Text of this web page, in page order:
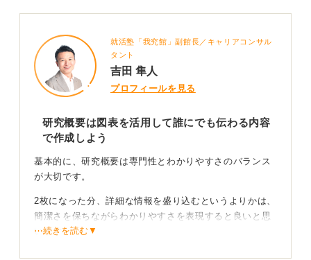
就活塾「我究館」副館長／キャリアコンサル
タント
吉田 隼人
プロフィールを見る
研究概要は図表を活用して誰にでも伝わる内容
で作成しよう
基本的に、研究概要は専門性とわかりやすさのバランス
が大切です。
2枚になった分、詳細な情報を盛り込むというよりかは、
簡潔さを保ちながらわかりやすさを表現すると良いと思
います。
⋯続きを読む▼